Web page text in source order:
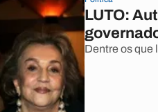
LUTO:
Dentre os que